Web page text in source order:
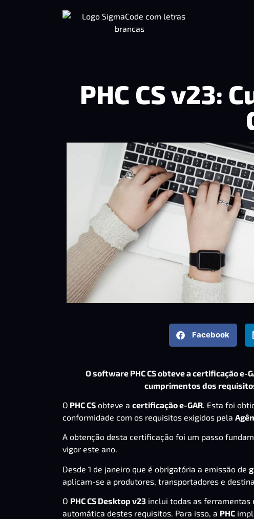
PHC CS v23:
Facebook
O software PHC CS obteve a certificação e-
cumprimentos dos
O PHC CS obteve a certificação e-GAR. Esta foi
conformidade com os requisitos exigidos pela
A obtenção desta certificação foi um passo
vigor este ano.
Desde 1 de janeiro que é obrigatória a emissão de
aplicam-se a produtores, transportadores e
O PHC CS Desktop v23 inclui todas as ferramentas
automática destes requisitos. Para isso, a PHC